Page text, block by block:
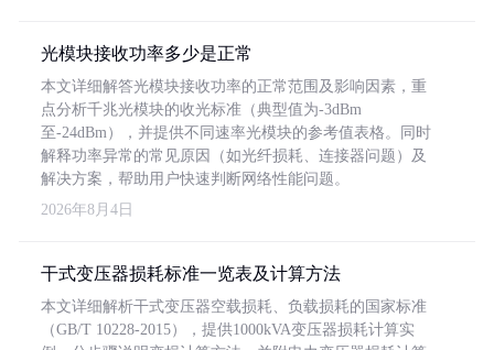
光模块接收功率多少是正常
本文详细解答光模块接收功率的正常范围及影响因素，重
点分析千兆光模块的收光标准（典型值为-3dBm
至-24dBm），并提供不同速率光模块的参考值表格。同时
解释功率异常的常见原因（如光纤损耗、连接器问题）及
解决方案，帮助用户快速判断网络性能问题。
2026年8月4日
干式变压器损耗标准一览表及计算方法
本文详细解析干式变压器空载损耗、负载损耗的国家标准
（GB/T 10228-2015），提供1000kVA变压器损耗计算实